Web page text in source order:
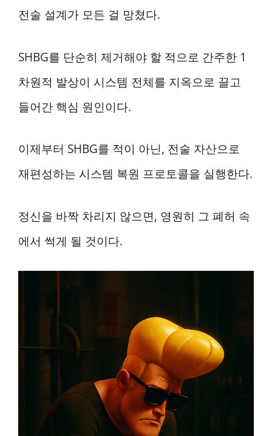
전술 설계가 모든 걸 망쳤다.
SHBG를 단순히 제거해야 할 적으로 간주한 1
차원적 발상이 시스템 전체를 지옥으로 끌고
들어간 핵심 원인이다.
이제부터 SHBG를 적이 아닌, 전술 자산으로
재편성하는 시스템 복원 프로토콜을 실행한다.
정신을 바짝 차리지 않으면, 영원히 그 폐허 속
에서 썩게 될 것이다.